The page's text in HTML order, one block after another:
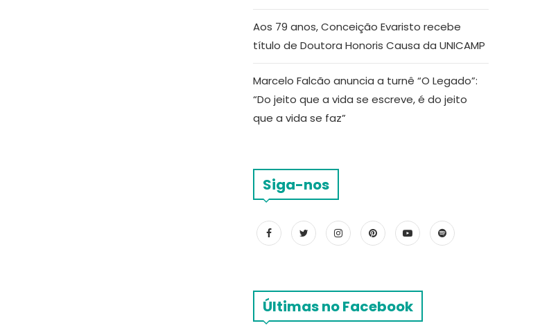
Aos 79 anos, Conceição Evaristo recebe
título de Doutora Honoris Causa da UNICAMP
Marcelo Falcão anuncia a turnê “O Legado”:
“Do jeito que a vida se escreve, é do jeito
que a vida se faz”
Siga-nos
Últimas no Facebook